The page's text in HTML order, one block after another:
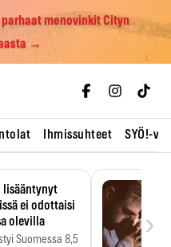
menovinkit Cityn
→
Ihmissuhteet SYÖ!-
lisääntynyt
ei odottaisi
olevilla
Suomessa 8,5
›